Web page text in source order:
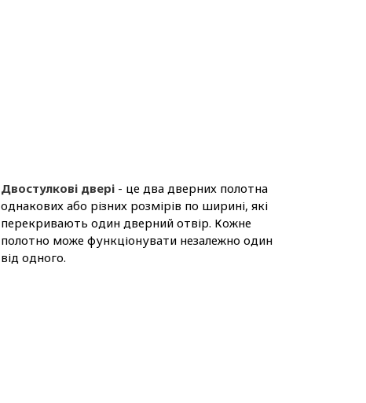
Двостулкові двері - це два дверних полотна
однакових або різних розмірів по ширині, які
перекривають один дверний отвір. Кожне
полотно може функціонувати незалежно один
від одного.